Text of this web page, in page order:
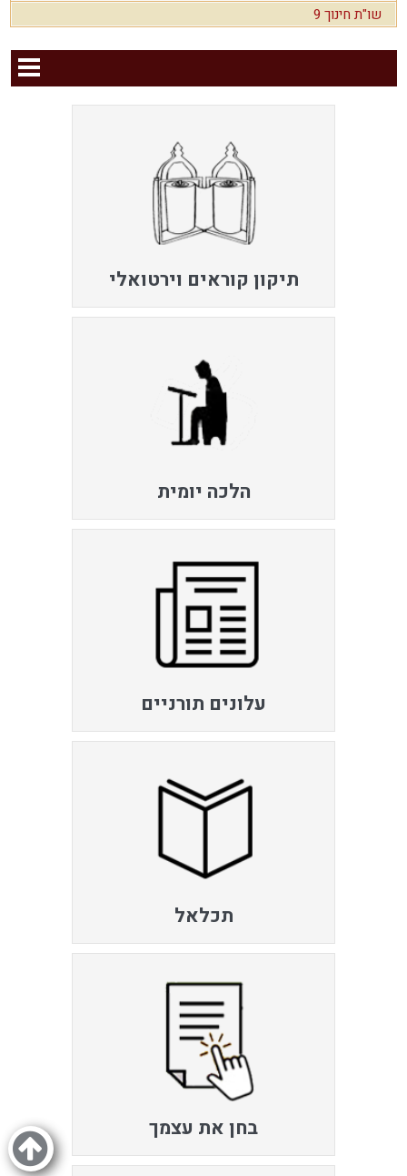
שו"ת חינוך 9
תיקון קוראים וירטואלי
הלכה יומית
עלונים תורניים
תכלאל
בחן את עצמך